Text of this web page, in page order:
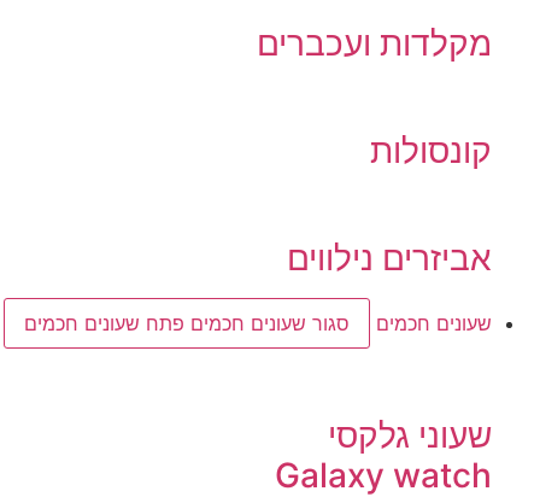
מקלדות ועכברים
קונסולות
אביזרים נילווים
שעונים חכמים סגור שעונים חכמים פתח שעונים חכמים
שעוני גלקסי
Galaxy watch